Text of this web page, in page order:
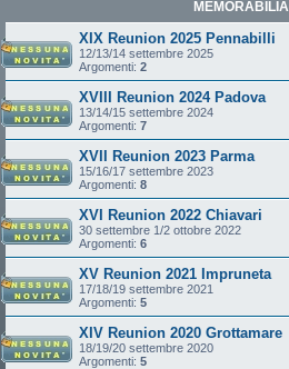
MEMORABILIA
XIX Reunion 2025 Pennabilli
12/13/14 settembre 2025
Argomenti: 2
XVIII Reunion 2024 Padova
13/14/15 settembre 2024
Argomenti: 7
XVII Reunion 2023 Parma
15/16/17 settembre 2023
Argomenti: 8
XVI Reunion 2022 Chiavari
30 settembre 1/2 ottobre 2022
Argomenti: 6
XV Reunion 2021 Impruneta
17/18/19 settembre 2021
Argomenti: 5
XIV Reunion 2020 Grottamare
18/19/20 settembre 2020
Argomenti: 5